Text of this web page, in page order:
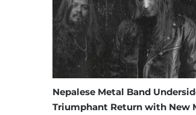
Nepalese Metal Band
Triumphant Return with New